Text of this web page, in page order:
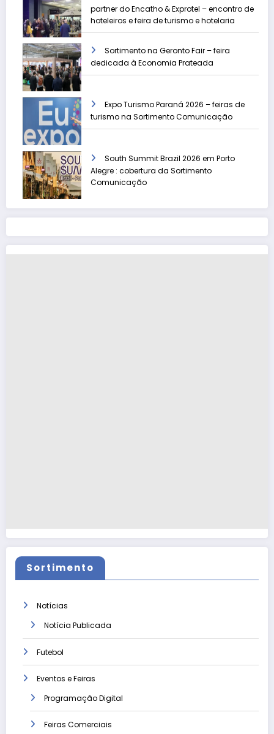
partner do Encatho & Exprotel – encontro de
hoteleiros e feira de turismo e hotelaria
Sortimento na Geronto Fair – feira
dedicada à Economia Prateada
Expo Turismo Paraná 2026 – feiras de
turismo na Sortimento Comunicação
South Summit Brazil 2026 em Porto
Alegre : cobertura da Sortimento
Comunicação
Sortimento
Notícias
Notícia Publicada
Futebol
Eventos e Feiras
Programação Digital
Feiras Comerciais